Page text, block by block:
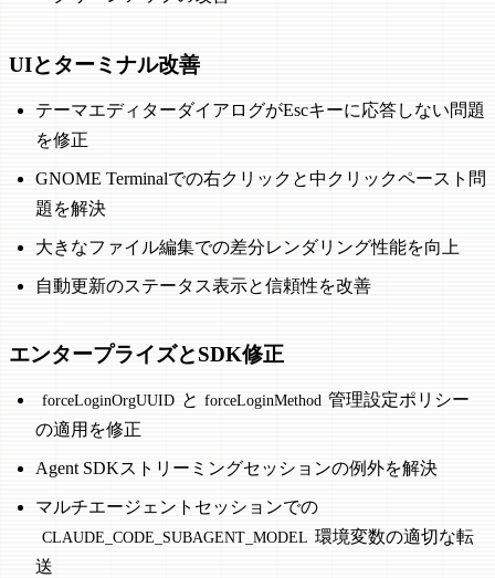
UIとターミナル改善
テーマエディターダイアログがEscキーに応答しない問題
を修正
GNOME Terminalでの右クリックと中クリックペースト問
題を解決
大きなファイル編集での差分レンダリング性能を向上
自動更新のステータス表示と信頼性を改善
エンタープライズとSDK修正
forceLoginOrgUUID と forceLoginMethod 管理設定ポリシー
の適用を修正
Agent SDKストリーミングセッションの例外を解決
マルチエージェントセッションでの
CLAUDE_CODE_SUBAGENT_MODEL 環境変数の適切な転
送